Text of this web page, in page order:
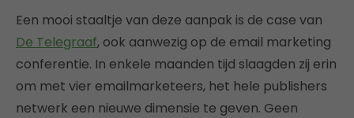
Een mooi staaltje van deze aanpak is de case van
De Telegraaf, ook aanwezig op de email marketing
conferentie. In enkele maanden tijd slaagden zij erin
om met vier emailmarketeers, het hele publishers
netwerk een nieuwe dimensie te geven. Geen